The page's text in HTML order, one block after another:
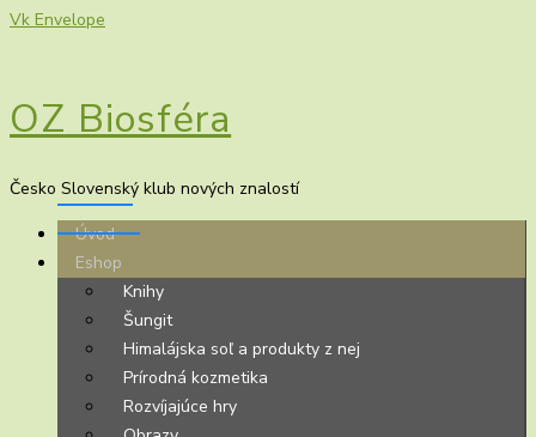
Vk Envelope
OZ Biosféra
Česko Slovenský klub nových znalostí
Úvod
Eshop
Knihy
Šungit
Himalájska soľ a produkty z nej
Prírodná kozmetika
Rozvíjajúce hry